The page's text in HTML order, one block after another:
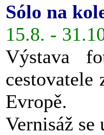
Sólo na
15.8. -
Výstava
Evropě.
Vernisáž